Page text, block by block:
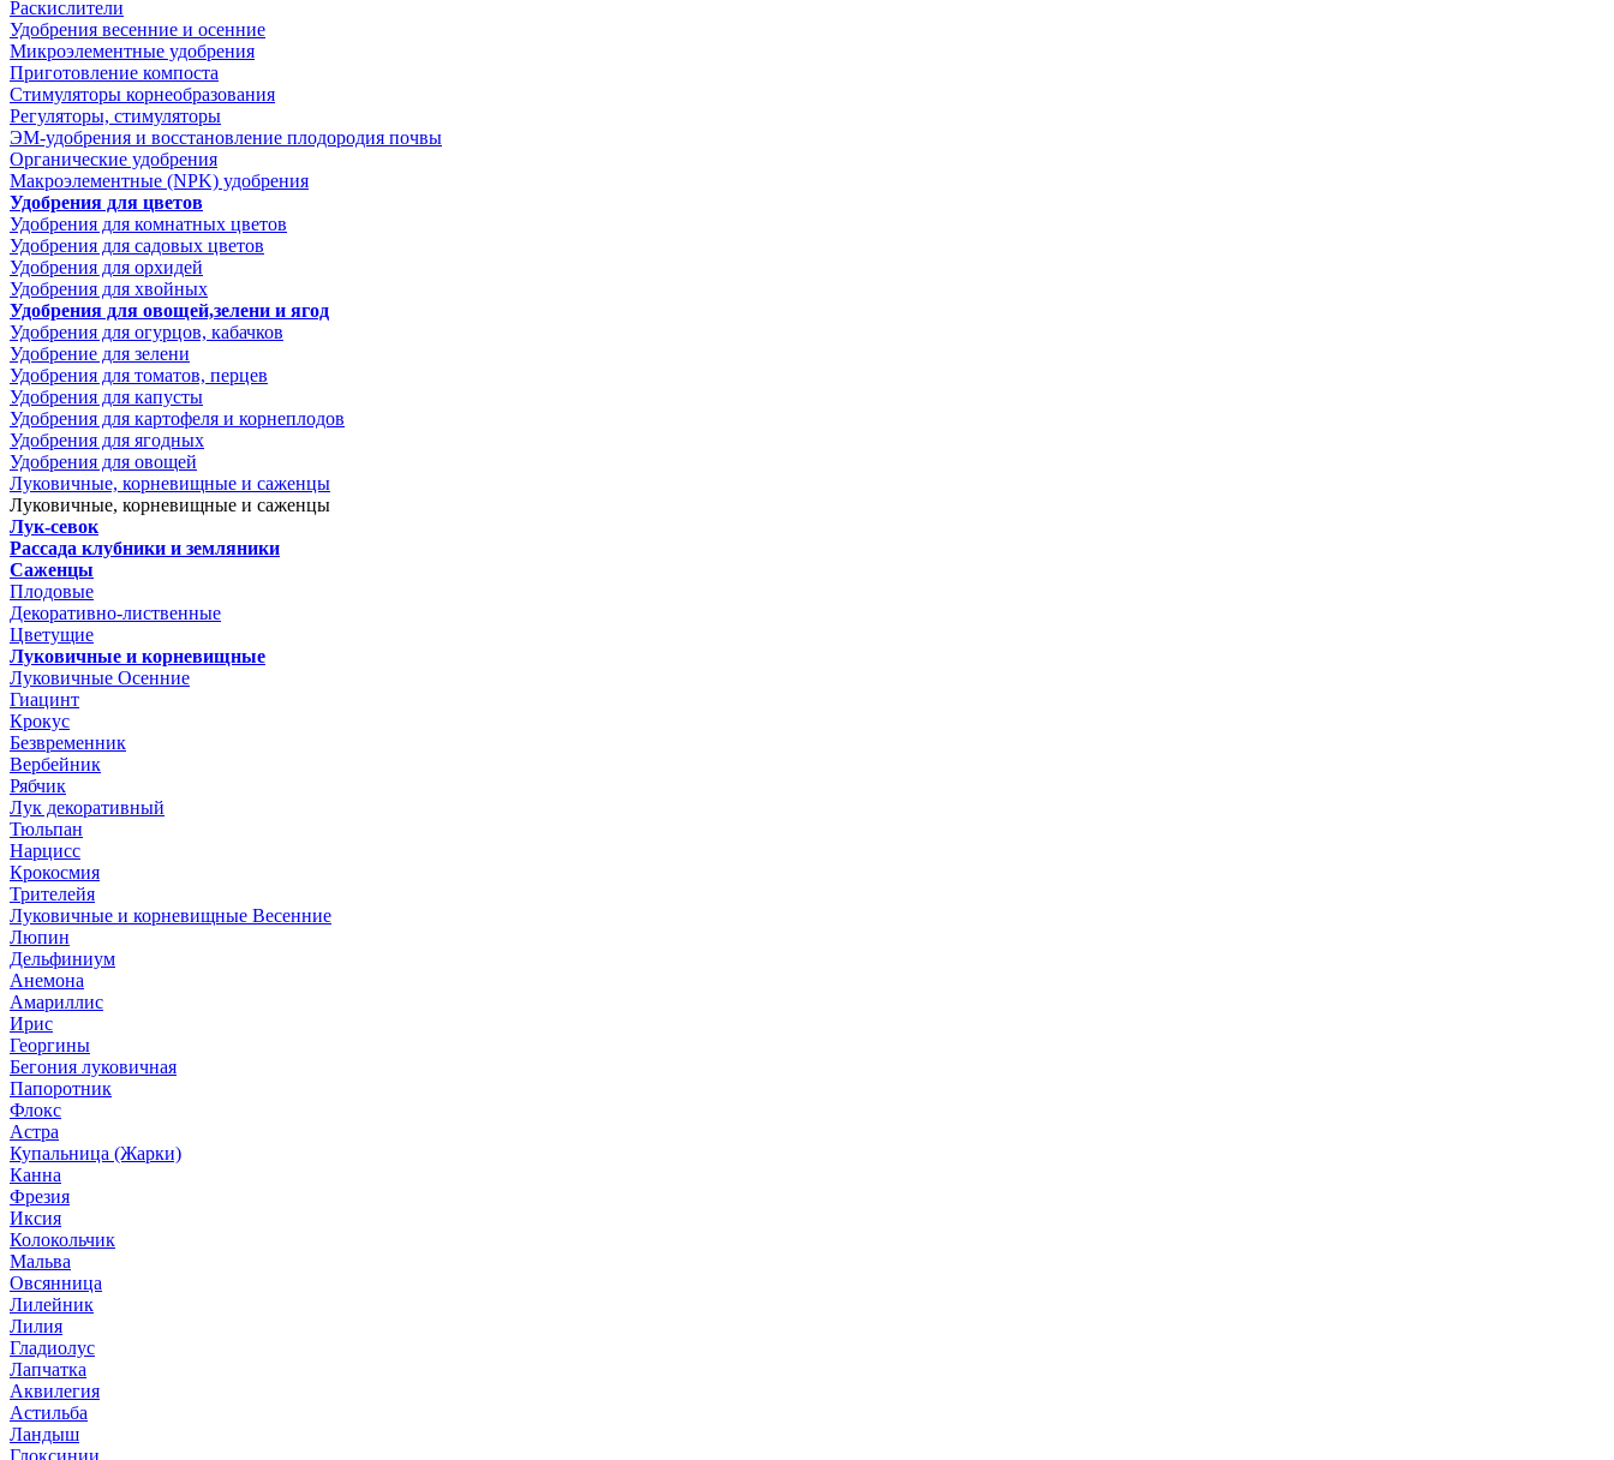
Раскислители
Удобрения весенние и осенние
Микроэлементные удобрения
Приготовление компоста
Стимуляторы корнеобразования
Регуляторы, стимуляторы
ЭМ-удобрения и восстановление плодородия почвы
Органические удобрения
Макроэлементные (NPK) удобрения
Удобрения для цветов
Удобрения для комнатных цветов
Удобрения для садовых цветов
Удобрения для орхидей
Удобрения для хвойных
Удобрения для овощей,зелени и ягод
Удобрения для огурцов, кабачков
Удобрение для зелени
Удобрения для томатов, перцев
Удобрения для капусты
Удобрения для картофеля и корнеплодов
Удобрения для ягодных
Удобрения для овощей
Луковичные, корневищные и саженцы
Луковичные, корневищные и саженцы
Лук-севок
Рассада клубники и земляники
Саженцы
Плодовые
Декоративно-лиственные
Цветущие
Луковичные и корневищные
Луковичные Осенние
Гиацинт
Крокус
Безвременник
Вербейник
Рябчик
Лук декоративный
Тюльпан
Нарцисс
Крокосмия
Трителейя
Луковичные и корневищные Весенние
Люпин
Дельфиниум
Анемона
Амариллис
Ирис
Георгины
Бегония луковичная
Папоротник
Флокс
Астра
Купальница (Жарки)
Канна
Фрезия
Иксия
Колокольчик
Мальва
Овсянница
Лилейник
Лилия
Гладиолус
Лапчатка
Аквилегия
Астильба
Ландыш
Глоксинии